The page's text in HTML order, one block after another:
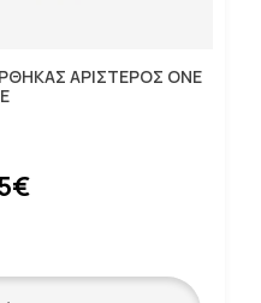
ΑΡΙΣΤΕΡΟΣ ONE